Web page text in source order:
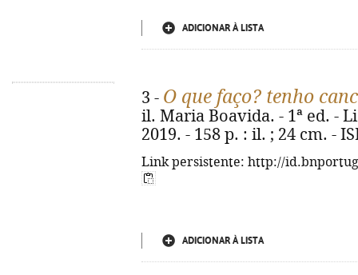
ADICIONAR À LISTA
3 - O que faço? tenho
il. Maria Boavida. - 1ª ed. -
2019. - 158 p. : il. ; 24 cm. -
Link persistente: http://
ADICIONAR À LISTA